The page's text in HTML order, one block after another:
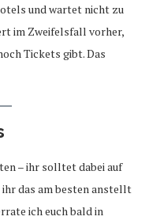
und wartet nicht zu
im Zweifelsfall vorher,
Tickets gibt. Das
– ihr solltet dabei auf
ihr das am besten anstellt
ich euch bald in